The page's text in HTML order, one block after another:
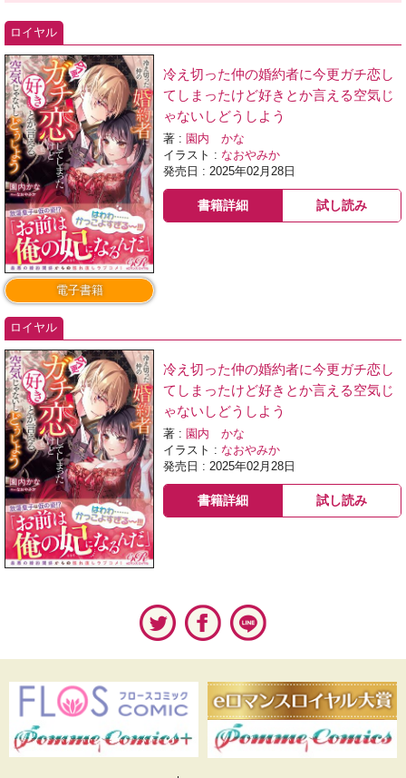
ロイヤル
電子書籍
冷え切った仲の婚約者に今更ガチ恋し
てしまったけど好きとか言える空気じ
ゃないしどうしよう
著 : 園内 かな
イラスト : なおやみか
発売日 : 2025年02月28日
書籍詳細 試し読み
ロイヤル
冷え切った仲の婚約者に今更ガチ恋し
てしまったけど好きとか言える空気じ
ゃないしどうしよう
著 : 園内 かな
イラスト : なおやみか
発売日 : 2025年02月28日
書籍詳細 試し読み